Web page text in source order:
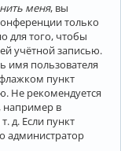
меня, вы
только
для того, чтобы
учётной записью.
имя пользователя
пункт
Не рекомендуется
например в
д. Если пункт
администратор